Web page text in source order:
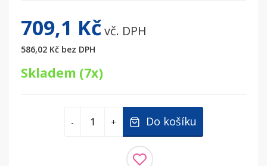
709,1 Kčvč. DPH
586,02 Kč bez DPH
Skladem (7x)
- + Do košíku